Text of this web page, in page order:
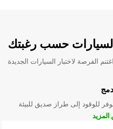
السيارات حسب رغبتك
اغتنم الفرصة لاختبار السيارات الجديدة
للوقود إلى طراز صديق للبيئة